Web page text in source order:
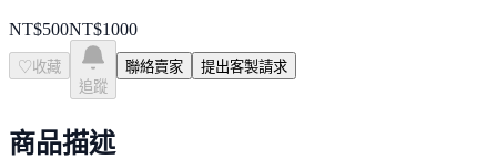
NT$500NT$1000
♡ 收藏
追蹤
聯絡賣家 提出客製請求
商品描述